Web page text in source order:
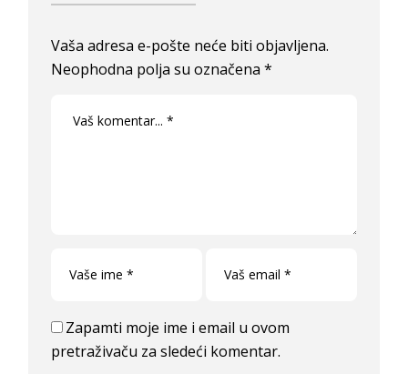
Vaša adresa e-pošte neće biti objavljena.
Neophodna polja su označena*
Zapamti moje ime i email u ovom
pretraživaču za sledeći komentar.